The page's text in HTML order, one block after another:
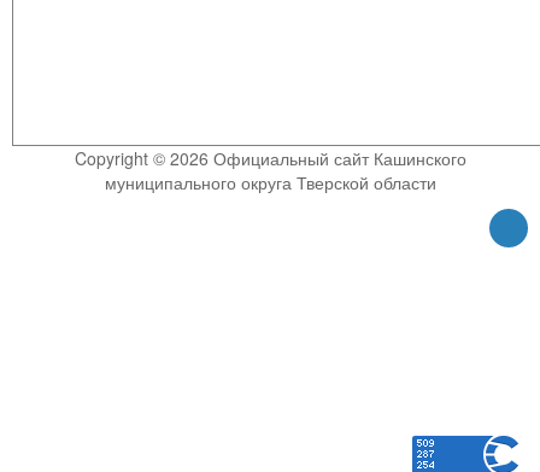
Copyright © 2026 Официальный сайт Кашинского
муниципального округа Тверской области